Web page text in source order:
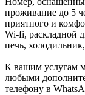
проживание до 5
приятного и
Wi-fi, раскладной
печь,
К вашим услугам
любыми
телефону в